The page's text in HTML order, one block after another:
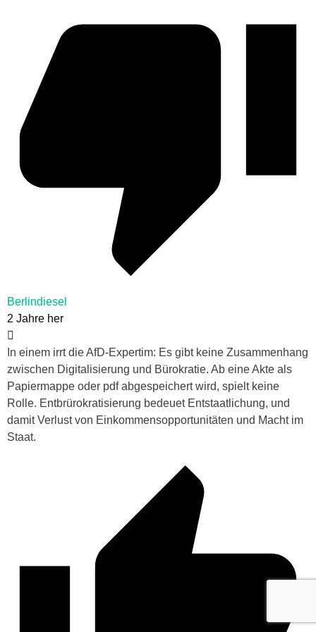
Berlindiesel
2 Jahre her
In einem irrt die AfD-Expertim: Es gibt keine Zusammenhang
zwischen Digitalisierung und Bürokratie. Ab eine Akte als
Papiermappe oder pdf abgespeichert wird, spielt keine
Rolle. Entbrürokratisierung bedeuet Entstaatlichung, und
damit Verlust von Einkommensopportunitäten und Macht im
Staat.